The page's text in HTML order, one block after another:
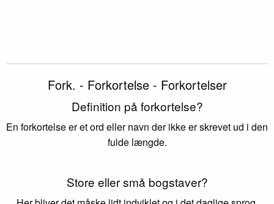
Fork. - Forkortelse - Forkortelser
Definition på forkortelse?
En forkortelse er et ord eller navn der ikke er skrevet ud i den
fulde længde.
Store eller små bogstaver?